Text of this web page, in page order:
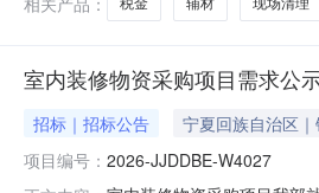
税金 辅材 现场清理
室内装修物资采购项目需求公
招标｜招标公告 宁夏回族自治区
项目编号： 2026-JJDDBE-W4027